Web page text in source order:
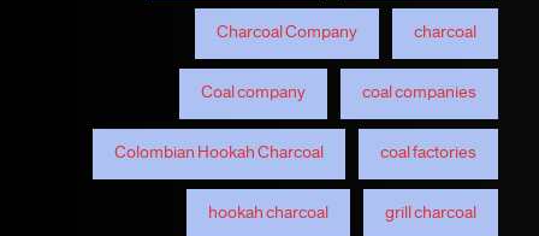
charcoal
Charcoal Company
coal companies
Coal company
coal factories
Colombian Hookah Charcoal
grill charcoal
hookah charcoal